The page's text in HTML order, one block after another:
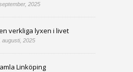
2025
verkliga lyxen i livet
augusti, 2025
Linköping